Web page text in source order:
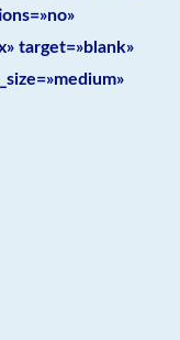
target=»blank»